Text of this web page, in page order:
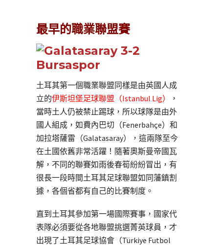
最早的職業聯盟賽
土耳其第一個職業聯盟同樣是由英國人成
立的伊斯坦堡足球聯盟（Istanbul Lig）
，
當時土人仍被禁止踢球，所以球隊是由外
國人組成，如費內巴切（Fenerbahçe）和
加拉塔薩雷（Galatasaray），這兩隊至今
在土國依舊非常活躍！隨著奧斯曼帝國瓦
解，不同的聯賽如雨後春筍紛紛冒出，有
很長一段時間土耳其足球聯盟如同藩鎮割
據，各個省都有自己的比賽制度。
直到土耳其參加第一場國際賽事，國家代
表隊必須要從各地聯盟挑選菁英球員，才
出現了土耳其足球協會（Türkiye Futbol